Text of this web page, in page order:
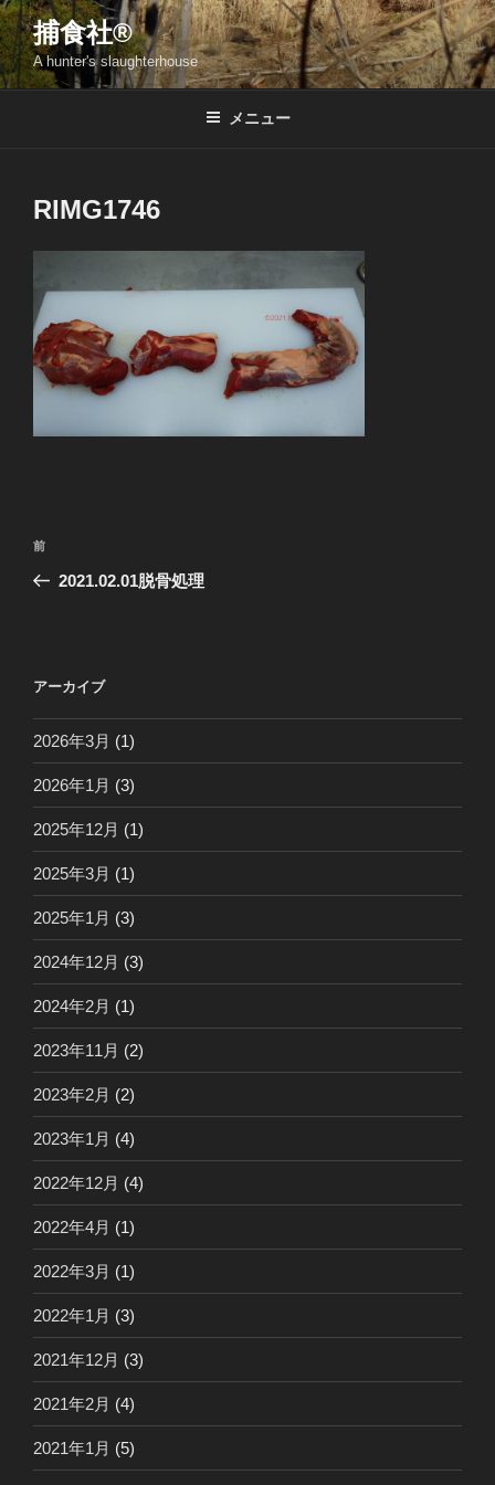
コ
ン
テ
ン
捕食社®
A hunter's slaughterhouse
メニュー
RIMG1746
投
ー
シ
ョ
ン
前
の
前
2021.02.01脱骨処理
アーカイブ
2026年3月 (1)
2026年1月 (3)
2025年12月 (1)
2025年3月 (1)
2025年1月 (3)
2024年12月 (3)
2024年2月 (1)
2023年11月 (2)
2023年2月 (2)
2023年1月 (4)
2022年12月 (4)
2022年4月 (1)
2022年3月 (1)
2022年1月 (3)
2021年12月 (3)
2021年2月 (4)
2021年1月 (5)